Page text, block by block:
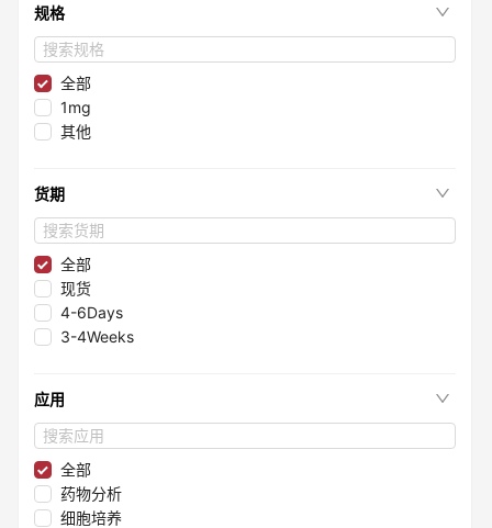
规格
全部
1mg
其他
货期
全部
现货
4-6Days
3-4Weeks
应用
全部
药物分析
细胞培养